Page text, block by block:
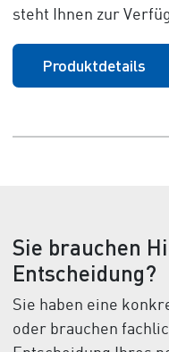
steht Ihnen zur
Produktdetails
Sie brauchen
Entscheidung?
Sie haben eine
oder brauchen